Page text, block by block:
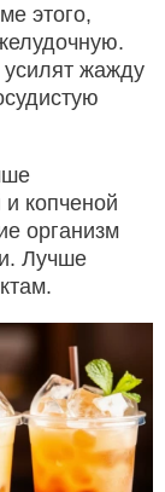
этого,
усилят жажду
копченой
организм
Лучше